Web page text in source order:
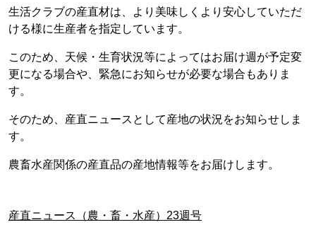
生活クラブの産直材は、より美味しくより安心していただ
ける様に生産者を指定しています。
このため、天候・生育状況等によってはお届け週が予定変
更になる場合や、緊急にお知らせが必要な場合もありま
す。
そのため、産直ニュースとして産地の状況をお知らせしま
す。
農畜水産関係の産直品の産地情報等をお届けします。
産直ニュース（農・畜・水産）23週号